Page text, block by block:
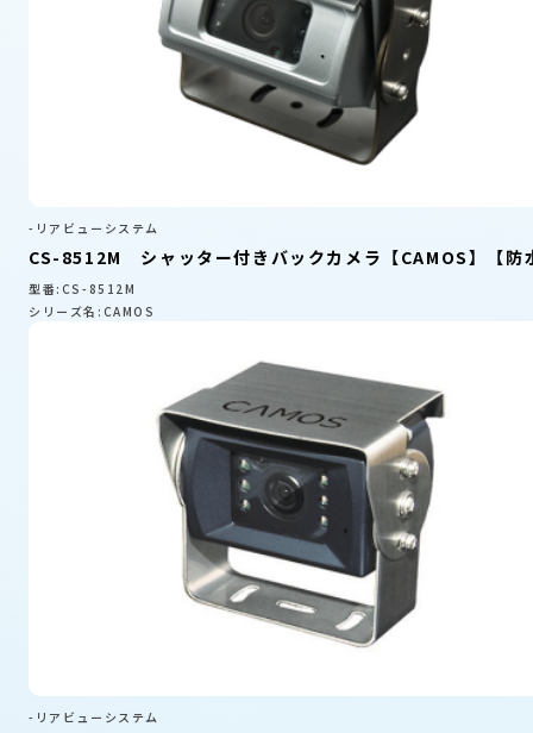
-リアビューシステム
CS-8512M シャッター付きバックカメラ【CAMOS】【防
型番:CS-8512M
シリーズ名:CAMOS
-リアビューシステム